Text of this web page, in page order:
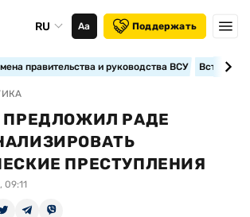
RU Аа Поддержать
правительства и руководства ВСУ
ПРЕДЛОЖИЛ РАДЕ
ПРЕСТУПЛЕНИЯ
09:11